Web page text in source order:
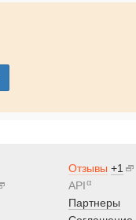
Отзывы +1
APIα
Партнеры